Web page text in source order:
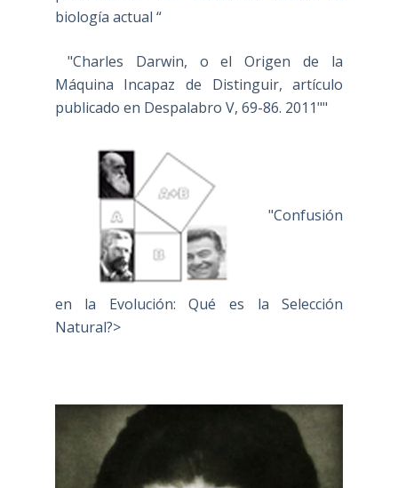
biología actual “
"Charles Darwin, o el Origen de la
Máquina Incapaz de Distinguir, artículo
publicado en Despalabro V, 69-86. 2011""
"Confusión
en la Evolución: Qué es la Selección
Natural?>